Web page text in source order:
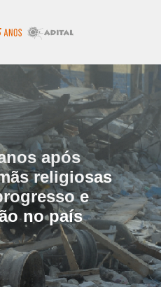
após
religiosas
e
no país